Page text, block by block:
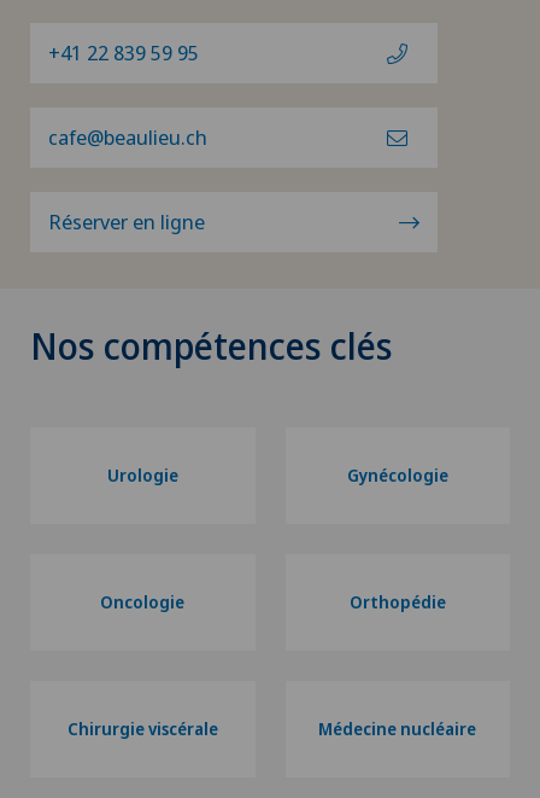
+41 22 839 59 95
cafe@beaulieu.ch
Réserver en ligne
Nos compétences clés
Urologie Gynécologie
Oncologie Orthopédie
Chirurgie viscérale Médecine nucléaire